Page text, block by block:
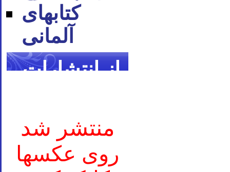
کتاب‪های
آلمانی
از انتشارات
منتشر شد
روی عکسها